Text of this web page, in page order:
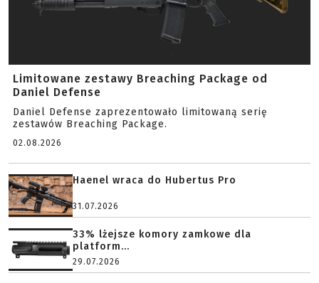
Limitowane zestawy Breaching Package od
Daniel Defense
Daniel Defense zaprezentowało limitowaną serię
zestawów Breaching Package.
02.08.2026
Haenel wraca do Hubertus Pro
31.07.2026
33% lżejsze komory zamkowe dla
platform...
29.07.2026